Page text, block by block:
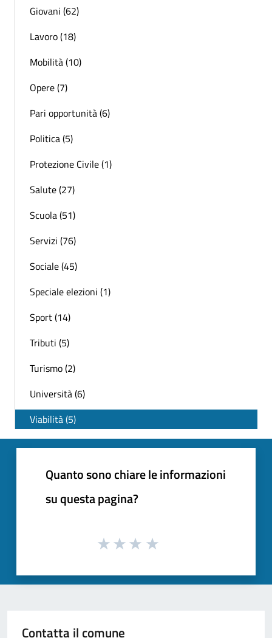
Giovani (62)
Lavoro (18)
Mobilità (10)
Opere (7)
Pari opportunità (6)
Politica (5)
Protezione Civile (1)
Salute (27)
Scuola (51)
Servizi (76)
Sociale (45)
Speciale elezioni (1)
Sport (14)
Tributi (5)
Turismo (2)
Università (6)
Viabilità (5)
Quanto sono chiare le informazioni
su questa pagina?
Contatta il comune